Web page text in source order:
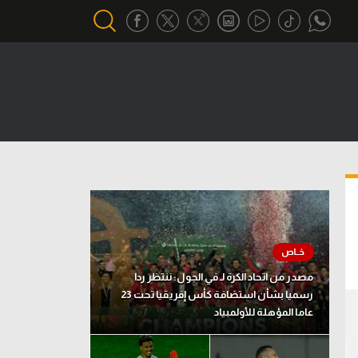
تحقيق في الجول
تقرير في الجول
تحليل في الجول
حكايات في الجول
كويز في الجول
فيديو في الجول
مصدر من اتحاد الكرة لـ في الجول: ننتظر ردا
رسميا بشأن استضافة كأس إفريقيا تحت 23
عاما المؤهلة للأولمبياد